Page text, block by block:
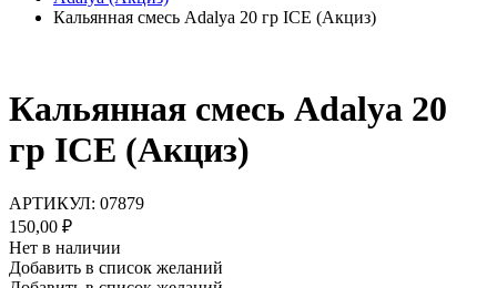
Кальянная смесь Adalya 20 гр ICE (Акциз)
Кальянная смесь Adalya 20
гр ICE (Акциз)
АРТИКУЛ: 07879
150,00 ₽
Нет в наличии
Добавить в список желаний